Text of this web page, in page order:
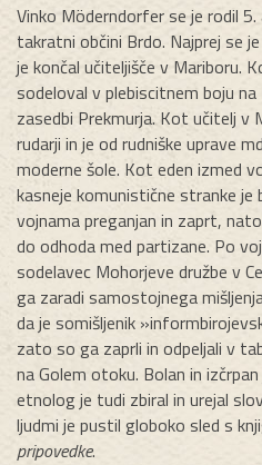
Vinko Möderndorfer se je rodil
takratni občini Brdo. Najprej se
je končal učiteljišče v Mariboru.
sodeloval v plebiscitnem boju
zasedbi Prekmurja. Kot učitelj v
rudarji in je od rudniške uprave
moderne šole. Kot eden izmed
kasneje komunistične stranke
vojnama preganjan in zaprt,
do odhoda med partizane. Po
sodelavec Mohorjeve družbe v
ga zaradi samostojnega
da je somišljenik
zato so ga zaprli in odpeljali v
na Golem otoku. Bolan in
etnolog je tudi zbiral in urejal
ljudmi je pustil globoko sled s
pripovedke.